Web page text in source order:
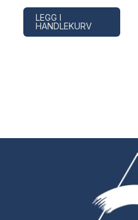
LEGG I
HANDLEKURV